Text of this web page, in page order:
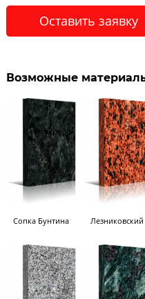
Оставить заявку
Возможные
Сопка Бунтина Лезниковский